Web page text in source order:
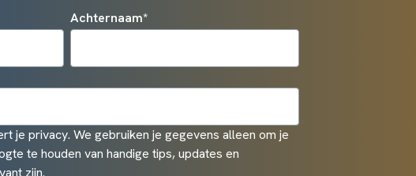
Achternaam*
je privacy. We gebruiken je gegevens alleen om je
te houden van handige tips, updates en
zijn.